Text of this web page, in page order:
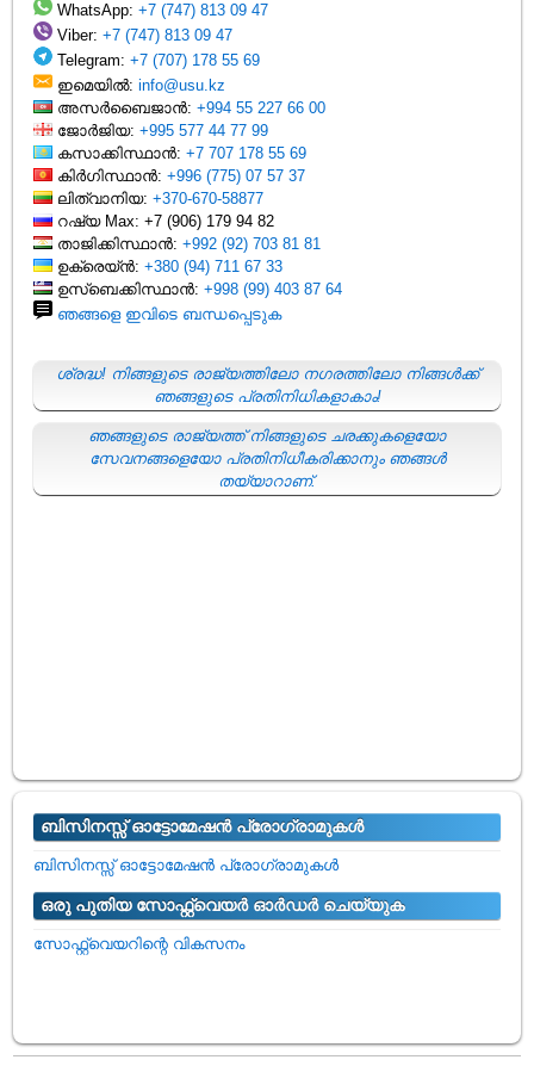
WhatsApp:+7 (747) 813 09 47
Viber:+7 (747) 813 09 47
Telegram:+7 (707) 178 55 69
ഇമെയിൽ:info@usu.kz
അസർബൈജാൻ:+994 55 227 66 00
ജോർജിയ:+995 577 44 77 99
കസാക്കിസ്ഥാൻ:+7 707 178 55 69
കിർഗിസ്ഥാൻ:+996 (775) 07 57 37
ലിത്വാനിയ:+370-670-58877
റഷ്യ Max: +7 (906) 179 94 82
താജിക്കിസ്ഥാൻ:+992 (92) 703 81 81
ഉക്രെയ്ൻ:+380 (94) 711 67 33
ഉസ്ബെക്കിസ്ഥാൻ:+998 (99) 403 87 64
ഞങ്ങളെ ഇവിടെ ബന്ധപ്പെടുക
ശ്രദ്ധ! നിങ്ങളുടെ രാജ്യത്തിലോ നഗരത്തിലോ നിങ്ങൾക്ക്
ഞങ്ങളുടെ പ്രതിനിധികളാകാം!
ഞങ്ങളുടെ രാജ്യത്ത് നിങ്ങളുടെ ചരക്കുകളെയോ
സേവനങ്ങളെയോ പ്രതിനിധീകരിക്കാനും ഞങ്ങൾ
തയ്യാറാണ്.
ബിസിനസ്സ് ഓട്ടോമേഷൻ പ്രോഗ്രാമുകൾ
ബിസിനസ്സ് ഓട്ടോമേഷൻ പ്രോഗ്രാമുകൾ
ഒരു പുതിയ സോഫ്റ്റ്വെയർ ഓർഡർ ചെയ്യുക
സോഫ്റ്റ്വെയറിന്റെ വികസനം